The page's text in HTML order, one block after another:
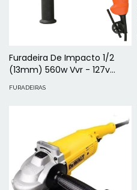
Furadeira De Impacto 1/2
(13mm) 560w Vvr - 127v
FURADEIRAS